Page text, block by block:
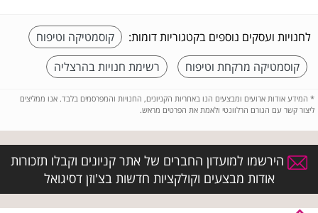
לחנויות ועסקים נוספים בקטגוריות דומות:
קוסמטיקה וטיפוח
קוסמטיקה מרקחת וטיפוח
רשימת חנויות בהרצליה
* המידע אודות ארועים ומבצעים הנו באחריות הקניונים, החנויות והמפרסמים בלבד. אנו ממליצים
ליצור קשר עם הגורם הרלוונטי ולאמת את הפרטים מראש.
הירשמו למועדון החברים של אתר קניונים וקבלו תזכורות
אודות מבצעים וקולקציות חדשות בצ'וזן דסיגואל